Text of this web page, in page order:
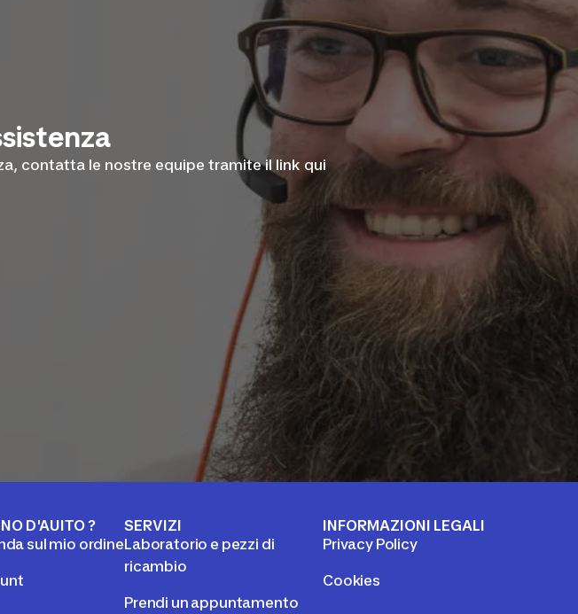
contatta le nostre equipe tramite il link qui
D'AUITO ?
sul mio ordine
SERVIZI
Laboratorio e pezzi di
ricambio
Prendi un appuntamento
INFORMAZIONI LEGALI
Privacy Policy
Cookies